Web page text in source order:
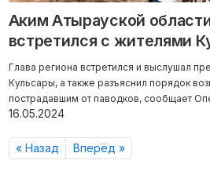
Аким Атырауской
встретился с жителями
Глава региона встретился и выслушал
Кульсары, а также разъяснил порядок
пострадавшим от паводков, сообщает
16.05.2024
« Назад Вперёд »